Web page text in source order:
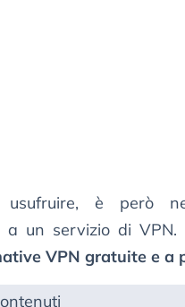
usufruire, è però
a un servizio di
VPN gratuite e a